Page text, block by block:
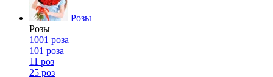
Розы
Розы
1001 роза
101 роза
11 роз
25 роз